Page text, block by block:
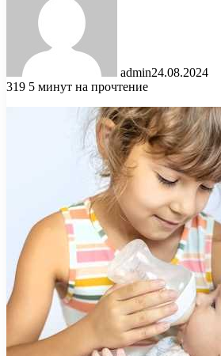
admin24.08.2024
319 5 минут на прочтение